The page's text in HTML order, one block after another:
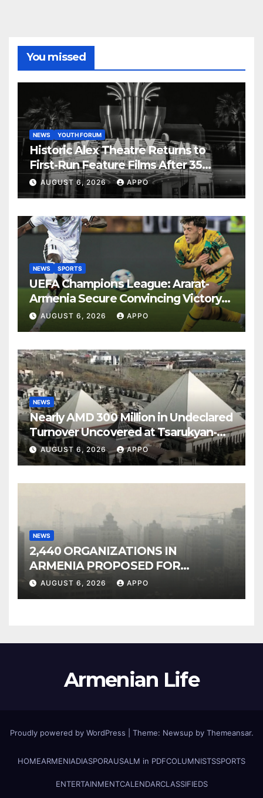
You missed
NEWS YOUTH FORUM
Historic Alex Theatre Returns to
First-Run Feature Films After 35
Years
AUGUST 6, 2026 APPO
NEWS SPORTS
UEFA Champions League: Ararat-
Armenia Secure Convincing Victory
Over Shamrock Rovers 2-0
AUGUST 6, 2026 APPO
NEWS
Nearly AMD 300 Million in Undeclared
Turnover Uncovered at Tsarukyan-
Owned Entertainment Center
AUGUST 6, 2026 APPO
NEWS
2,440 ORGANIZATIONS IN
ARMENIA PROPOSED FOR
INCLUSION IN LIST OF AIR
AUGUST 6, 2026 APPO
Armenian Life
Proudly powered by WordPress Theme: Newsup by Themeansar.
HOMEARMENIADIASPORAUSALM in PDFCOLUMNISTSSPORTS
ENTERTAINMENTCALENDARCLASSIFIEDS